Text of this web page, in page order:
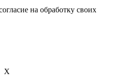
на обработку своих
X